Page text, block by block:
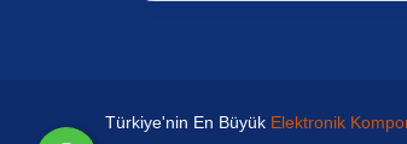
Türkiye'nin En Büyük Elektronik